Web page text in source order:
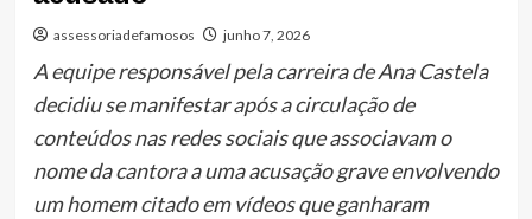
assessoriadefamosos junho 7, 2026
A equipe responsável pela carreira de Ana Castela
decidiu se manifestar após a circulação de
conteúdos nas redes sociais que associavam o
nome da cantora a uma acusação grave envolvendo
um homem citado em vídeos que ganharam